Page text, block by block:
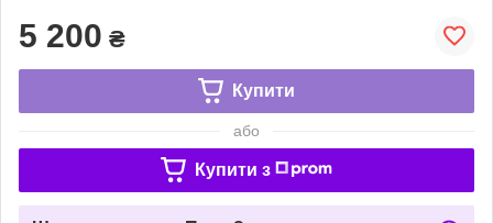
5 200 ₴
Купити
або
Купити з